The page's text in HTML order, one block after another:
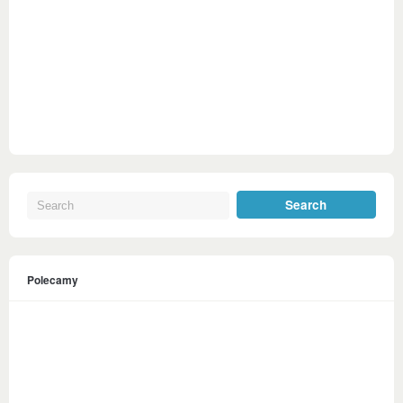
Polecamy